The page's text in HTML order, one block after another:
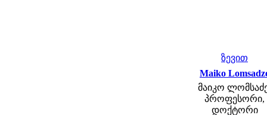
ზევით
Maiko
მაიკო
პროფესორი,
დოქტორი